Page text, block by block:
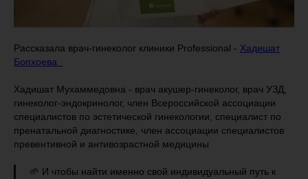
Рассказала врач-гинеколог клиники Professional - Хадишат
Бопхоева
Хадишат Мухаммедовна - врач акушер-гинеколог, врач УЗД,
гинеколог-эндокринолог, член Всероссийской ассоциации
специалистов по эстетической гинекологии, специалист по
пренатальной диагностике, член ассоциации специалистов
превентивной и антивозрастной медицины
🌱 И чтобы найти именно свой индивидуальный путь к